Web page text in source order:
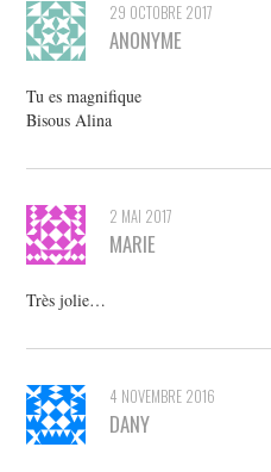
29 OCTOBRE 2017
ANONYME
Tu es magnifique
Bisous Alina
2 MAI 2017
MARIE
Très jolie…
4 NOVEMBRE 2016
DANY